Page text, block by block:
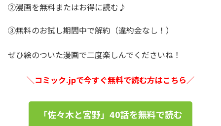
②漫画を無料またはお得に読む♪
③無料のお試し期間中で解約（違約金なし！）
ぜひ絵のついた漫画で二度楽しんでくださいね！
＼コミック.jpで今すぐ無料で読む方はこちら／
「佐々木と宮野」40話を無料で読む